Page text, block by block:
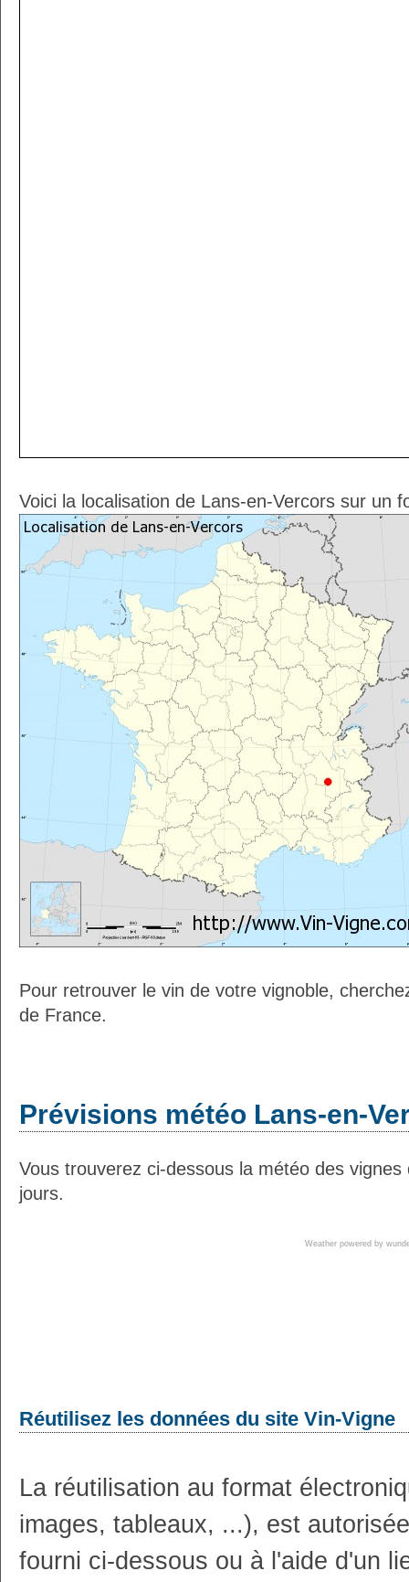
Voici la localisation de Lans-en-Vercors sur un
Pour retrouver le vin de votre vignoble,
de France.
Prévisions météo Lans-en-
Vous trouverez ci-dessous la météo des
jours.
Weather powered by
Réutilisez les données du site Vin-Vigne
La réutilisation au format
images, tableaux, ...), est
fourni ci-dessous ou à l'aide d'un